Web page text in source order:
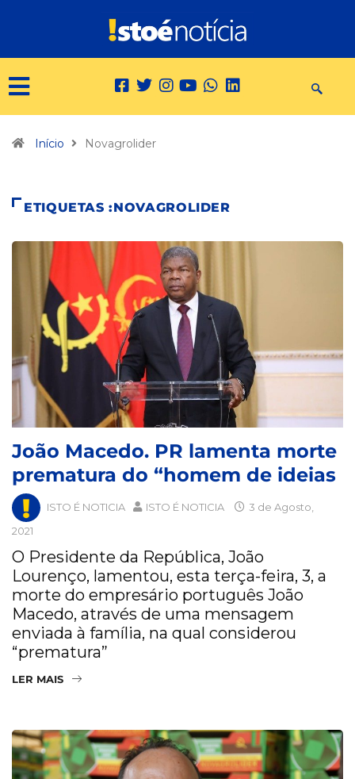
Início Novagrolider
ETIQUETAS :NOVAGROLIDER
João Macedo. PR lamenta morte
prematura do “homem de ideias
ISTO É NOTICIA ISTO É NOTICIA
3 de Agosto,
2021
O Presidente da República, João
Lourenço, lamentou, esta terça-feira, 3, a
morte do empresário português João
Macedo, através de uma mensagem
enviada à família, na qual considerou
“prematura”
LER MAIS